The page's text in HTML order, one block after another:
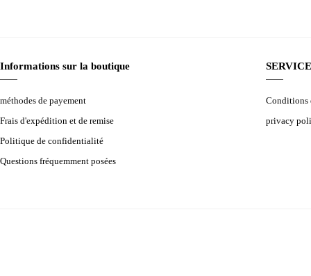
Informations sur la boutique
méthodes de payement
Frais d'expédition et de remise
Politique de confidentialité
Questions fréquemment posées
Conditions
privacy